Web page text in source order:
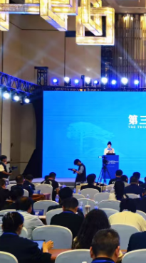
社署籲市民提防偽冒社
李家超：鼓勵保險業開